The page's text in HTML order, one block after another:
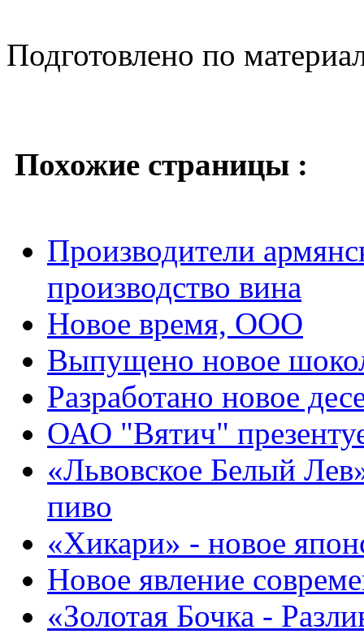
Подготовлено по
Похожие страницы :
Производители
производство вина
Новое время, ООО
Выпущено новое
Разработано новое
ОАО "Вятич"
«Львовское Белый
пиво
«Хикари» - новое
Новое явление
«Золотая Бочка -